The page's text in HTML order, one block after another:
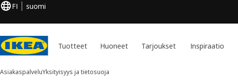
FI suomi
Tuotteet Huoneet Tarjoukset Inspiraatio
AsiakaspalveluYksityisyys ja tietosuoja